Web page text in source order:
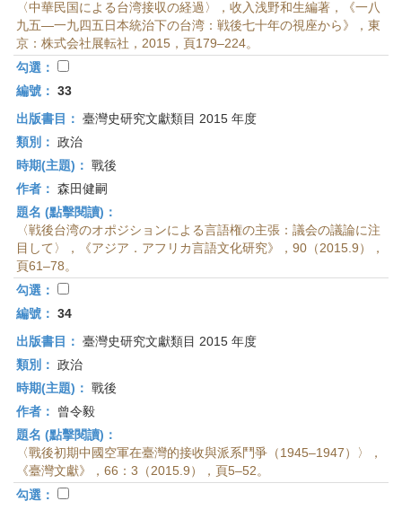
〈中華民国による台湾接収の経過〉，收入浅野和生編著，《一八
九五—一九四五日本統治下の台湾：戦後七十年の視座から》，東
京：株式会社展転社，2015，頁179–224。
勾選：
編號： 33
出版書目： 臺灣史研究文獻類目 2015 年度
類別： 政治
時期(主題)： 戰後
作者： 森田健嗣
題名 (點擊閱讀)：
〈戦後台湾のオポジションによる言語権の主張：議会の議論に注
目して〉，《アジア．アフリカ言語文化研究》，90（2015.9），
頁61–78。
勾選：
編號： 34
出版書目： 臺灣史研究文獻類目 2015 年度
類別： 政治
時期(主題)： 戰後
作者：
曾令毅
題名 (點擊閱讀)：
〈戰後初期中國空軍在臺灣的接收與派系鬥爭（1945–1947）〉，
《臺灣文獻》，66：3（2015.9），頁5–52。
勾選：